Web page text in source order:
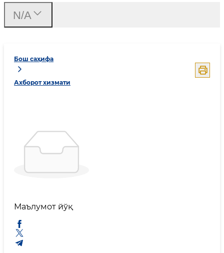
Бош саҳифа
Ахборот хизмати
Маълумот йўқ
N/A